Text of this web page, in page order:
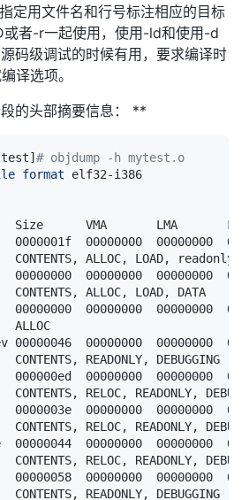
定用文件名和行号标注相应的目标
者-r一起使用，使用-ld和使用-d
码级调试的时候有用，要求编译时
译选项。
的头部摘要信息： **
test] # objdump -h mytest.o
format
00000000  00000000
00000000  00000000
00000000  00000000
00000046  00000000  00000000
000000ed  00000000  00000000
0000003e  00000000  00000000
00000044  00000000  00000000
00000058  00000000  00000000